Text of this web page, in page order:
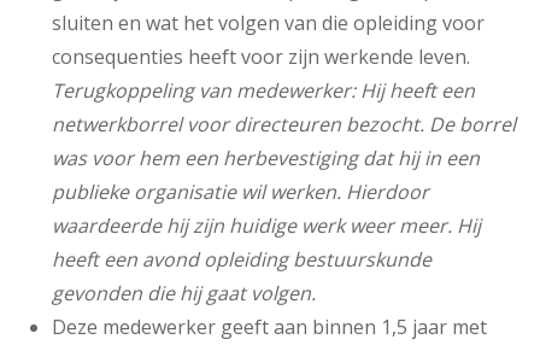
sluiten en wat het volgen van die opleiding voor
consequenties heeft voor zijn werkende leven.
Terugkoppeling van medewerker: Hij heeft een
netwerkborrel voor directeuren bezocht. De borrel
was voor hem een herbevestiging dat hij in een
publieke organisatie wil werken. Hierdoor
waardeerde hij zijn huidige werk weer meer. Hij
heeft een avond opleiding bestuurskunde
gevonden die hij gaat volgen.
Deze medewerker geeft aan binnen 1,5 jaar met